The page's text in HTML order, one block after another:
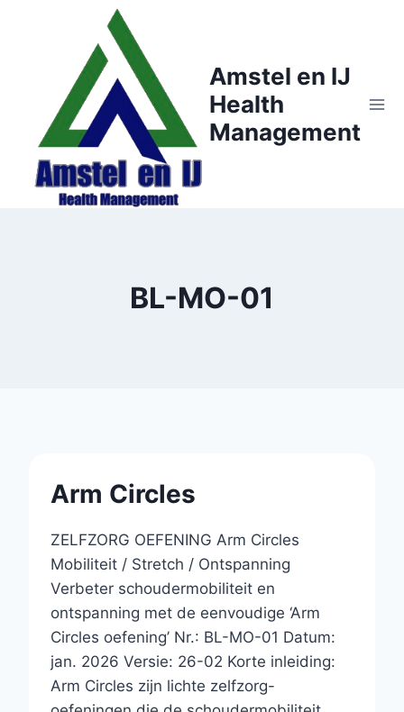
Amstel en IJ
Health
Management
BL-MO-01
Arm Circles
ZELFZORG OEFENING Arm Circles
Mobiliteit / Stretch / Ontspanning
Verbeter schoudermobiliteit en
ontspanning met de eenvoudige ‘Arm
Circles oefening’ Nr.: BL-MO-01 Datum:
jan. 2026 Versie: 26-02 Korte inleiding:
Arm Circles zijn lichte zelfzorg-